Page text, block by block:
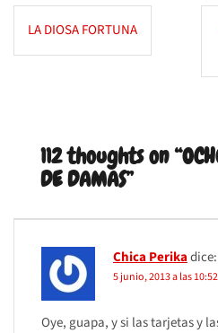
Navegación
de
LA DIOSA FORTUNA
112 thoughts on “
DE DAMAS”
Chica Perikadice:
5 junio, 2013 a las
Oye, guapa, y si las tarjetas y